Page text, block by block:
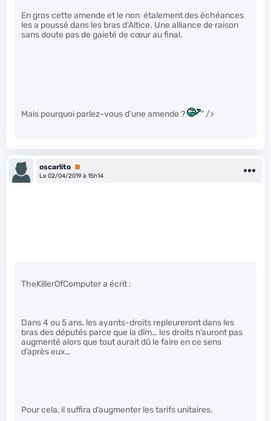
En gros cette amende et le non étalement des échéances
les a poussé dans les bras d’Altice. Une alliance de raison
sans doute pas de gaieté de cœur au final.
Mais pourquoi parlez-vous d’une amende ? " />
oscarlito Premium
Le 02/04/2019 à 15h14
TheKillerOfComputer a écrit :
Dans 4 ou 5 ans, les ayants-droits repleureront dans les
bras des députés parce que la dîm… les droits n’auront pas
augmenté alors que tout aurait dû le faire en ce sens
d’après eux…
Pour cela, il suffira d’augmenter les tarifs unitaires.